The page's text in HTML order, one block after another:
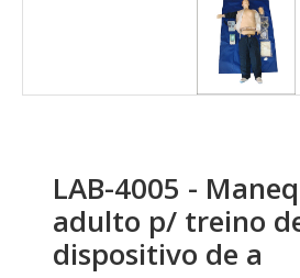
MICROSCÓPIOS
MICROSCÓPIOS
EQUIPAMENTOS
LISTA DE
LAB-4005 -
adulto p/ treino
dispositivo de a